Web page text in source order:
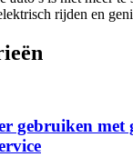
rijden en
gebruiken met